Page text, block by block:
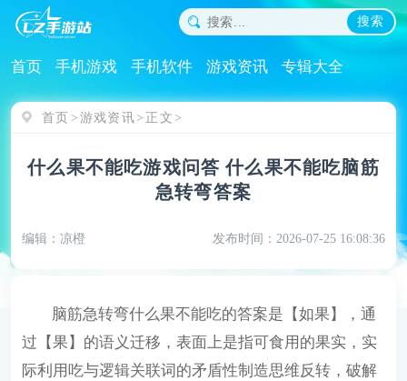
搜索
首页 手机游戏 手机软件 游戏资讯 专辑大全
首页 游戏资讯 正文
什么果不能吃游戏问答 什么果不能吃脑筋
急转弯答案
编辑：凉橙 发布时间：2026-07-25 16:08:36
脑筋急转弯什么果不能吃的答案是【如果】，通
过【果】的语义迁移，表面上是指可食用的果实，实
际利用吃与逻辑关联词的矛盾性制造思维反转，破解